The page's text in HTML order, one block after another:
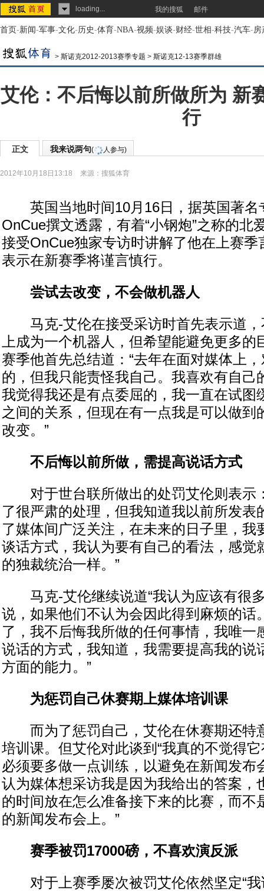
loading... 我的搜狐 邮件
首页-新闻-军事-文化-历史-体育-NBA-视频-娱谈-财经-世相-科技-汽车-房
> 斯诺克2012-2013赛季专题 > 斯诺克12-13赛季群雄
艾伦：不后悔以前所做所为 新
行
正文 我来说两句( 人参与)
2012年10月18日13:18 来源： 搜狐体育
英国当地时间10月16日，据英国著名
OnCue撰文透露，有着“小钢炮”之称的北
接受OnCue独家专访时讲解了他在上赛季
表示在新赛季将谨言慎行。
尝试去改变，不会做机器人
马克-艾伦在接受采访时首先表示道，
上成为一个机器人，但希望能避免更多的
赛季他首先总结道：“去年在面对媒体上
的，但我只能责怪我自己。我喜欢有自己
我觉得我还是有点委屈的，我一直在试图
之间的关系，但现在有一点我是可以做到
改变。”
不后悔以前所做，需提高说话方式
对于世台联所做出的处罚艾伦则表示
了很严肃的处理，但我知道我以前所发表
了媒体间广泛关注，在未来的日子里，我
谈话方式，我认为要有自己的看法，感觉
的独裁统治一样。”
马克-艾伦继续说道“我认为应该有很
说，如果他们不认为会因此得到麻烦的话
了，我不后悔我所做的任何事情，我唯一
说话的方式，我知道，我需要提高我的说
方面的能力。”
为惩罚自己休赛期上媒体培训课
而为了惩罚自己，艾伦在休赛期还特
培训课。但艾伦对此谈到“我真的不觉得
必须要多做一点训练，以避免在新闻发布
认为媒体想采访我是因为我给出的答案，
的时间放在怎么准备接下来的比赛，而不
的新闻发布会上。”
赛季被罚17000磅，不喜欢演反派
对于上赛季屡次被罚艾伦依然坚定“我